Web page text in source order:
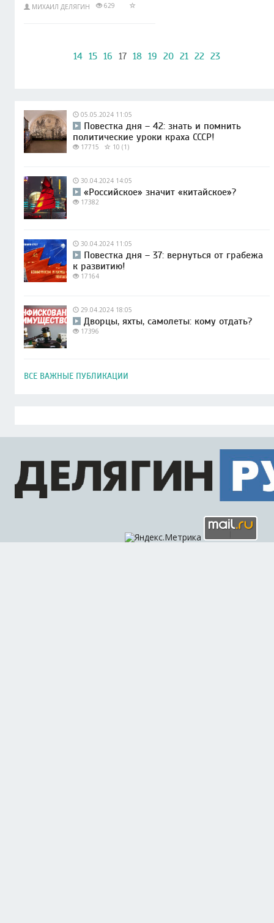
МИХАИЛ ДЕЛЯГИН 629
14 15 16 17 18 19 20 21 22 23
05.05.2024 11:05
Повестка дня – 42: знать и помнить
политические уроки краха СССР!
17715 10 (1)
30.04.2024 14:05
«Российское» значит «китайское»?
17382
30.04.2024 11:05
Повестка дня – 37: вернуться от грабежа
к развитию!
17164
29.04.2024 18:05
Дворцы, яхты, самолеты: кому отдать?
17396
ВСЕ ВАЖНЫЕ ПУБЛИКАЦИИ